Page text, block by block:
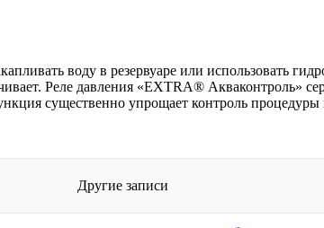
воду в резервуаре или использовать
Реле давления «EXTRA® Акваконтроль»
существенно упрощает контроль процедуры
Другие записи